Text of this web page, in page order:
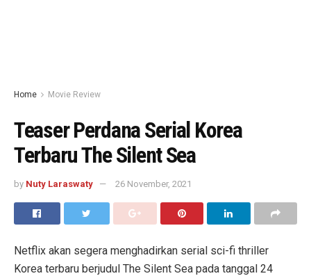
Home Movie Review
Teaser Perdana Serial Korea
Terbaru The Silent Sea
by Nuty Laraswaty 26 November, 2021
Netflix akan segera menghadirkan serial sci-fi thriller
Korea terbaru berjudul The Silent Sea pada tanggal 24